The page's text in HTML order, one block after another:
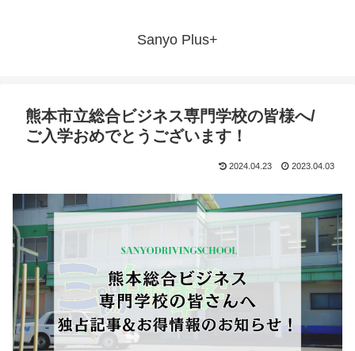
Sanyo Plus+
熊本市立総合ビジネス専門学校の皆様へ/
ご入学おめでとうございます！
2024.04.23 2023.04.03